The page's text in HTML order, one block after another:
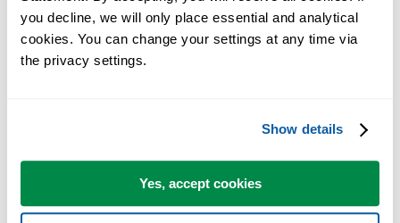
you decline, we will only place essential and analytical
cookies. You can change your settings at any time via
the privacy settings.
Show details
Yes, accept cookies
Puede empezar de inmediato. No se necesita formación.
Muchos terminan usando ASAP Utilities a diario.
Utilizado por equipos en más de 28.500 organizaciones.